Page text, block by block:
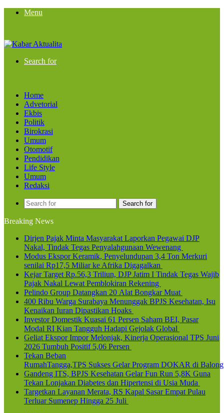
Menu
Search for
Home
Advetorial
Ekbis
Politik
Birokrasi
Umum
Otomotif
Pendidikan
Life Style
Umum
Redaksi
Search for
Breaking News
Dirjen Pajak Minta Masyarakat Laporkan Pegawai DJP
Nakal, Tindak Tegas Penyalahgunaan Wewenang
Modus Ekspor Keramik, Penyelundupan 3,4 Ton Merkuri
senilai Rp17,5 Miliar ke Afrika Digagalkan
Kejar Target Rp.56,3 Triliun, DJP Jatim I Tindak Tegas Wajib
Pajak Nakal Lewat Pemblokiran Rekening
Pelindo Group Datangkan 20 Alat Bongkar Muat
400 Ribu Warga Surabaya Menunggak BPJS Kesehatan, Isu
Kenaikan Iuran Dipastikan Hoaks
Investor Domestik Kuasai 61 Persen Saham BEI, Pasar
Modal RI Kian Tangguh Hadapi Gejolak Global
Geliat Ekspor Impor Melonjak, Kinerja Operasional TPS Juni
2026 Tumbuh Positif 5,06 Persen
Tekan Beban
RumahTangga,TPS Sukses Gelar Program DOKAR di
Gandeng ITS, BPJS Kesehatan Gelar Fun Run 5,8K Guna
Tekan Lonjakan Diabetes dan Hipertensi di Usia Muda
Targetkan Layanan Merata, RS Kapal Sasar Empat Pulau
Terluar Sumenep Hingga 25 Juli